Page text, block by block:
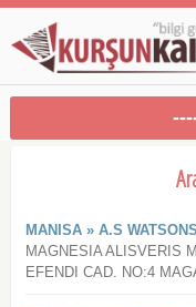
MANISA » A.S
MAGNESIA ALISVERIS
EFENDI CAD. NO:4